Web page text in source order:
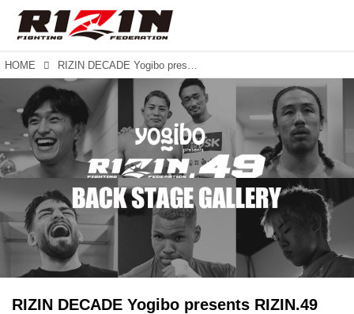
HOME RIZIN DECADE Yogibo presents RIZIN.49 BACKSTAGE GALLERY vol.3
RIZIN DECADE Yogibo presents RIZIN.49